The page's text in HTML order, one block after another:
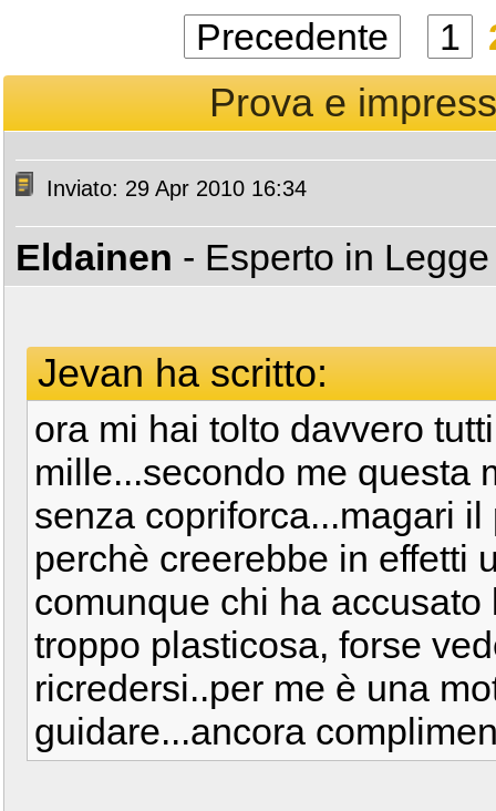
Precedente 1
Prova e
Inviato: 29 Apr 2010 16:34
Eldainen - Esperto in
Jevan ha scritto:
ora mi hai tolto davvero
mille...secondo me questa
senza copriforca...magari
perchè creerebbe in effetti
comunque chi ha
troppo plasticosa, forse
ricredersi..per me è una
guidare...ancora